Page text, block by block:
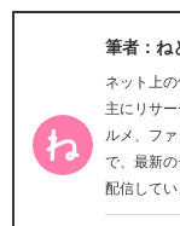
筆者：ね
ネット上
主にリサ
ルメ、フ
で、最新
配信してい